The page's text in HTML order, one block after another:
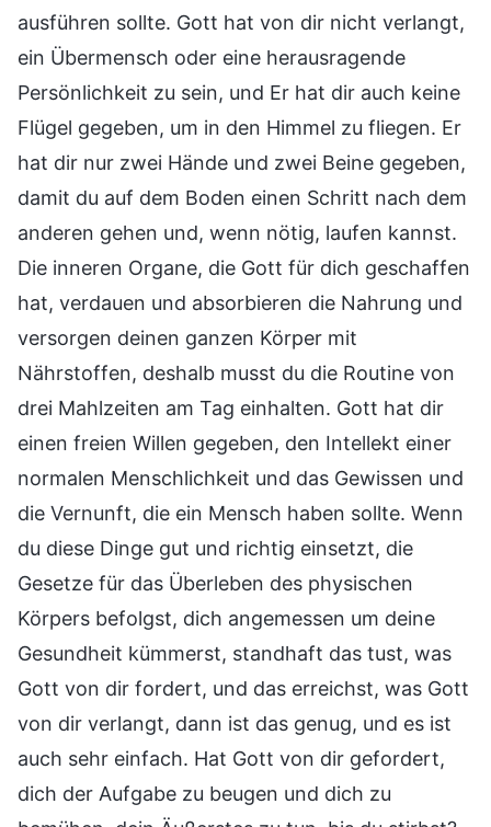
ausführen sollte. Gott hat von dir nicht verlangt,
ein Übermensch oder eine herausragende
Persönlichkeit zu sein, und Er hat dir auch keine
Flügel gegeben, um in den Himmel zu fliegen. Er
hat dir nur zwei Hände und zwei Beine gegeben,
damit du auf dem Boden einen Schritt nach dem
anderen gehen und, wenn nötig, laufen kannst.
Die inneren Organe, die Gott für dich geschaffen
hat, verdauen und absorbieren die Nahrung und
versorgen deinen ganzen Körper mit
Nährstoffen, deshalb musst du die Routine von
drei Mahlzeiten am Tag einhalten. Gott hat dir
einen freien Willen gegeben, den Intellekt einer
normalen Menschlichkeit und das Gewissen und
die Vernunft, die ein Mensch haben sollte. Wenn
du diese Dinge gut und richtig einsetzt, die
Gesetze für das Überleben des physischen
Körpers befolgst, dich angemessen um deine
Gesundheit kümmerst, standhaft das tust, was
Gott von dir fordert, und das erreichst, was Gott
von dir verlangt, dann ist das genug, und es ist
auch sehr einfach. Hat Gott von dir gefordert,
dich der Aufgabe zu beugen und dich zu